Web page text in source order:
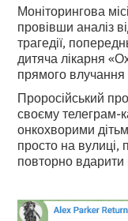
Моніторингова
провівши аналіз
трагедії,
дитяча лікарня
прямого влучання
Проросійський
своєму телеграм-
онкохворими
просто на вулиці,
повторно вдарити